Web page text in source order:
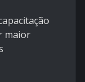
maior